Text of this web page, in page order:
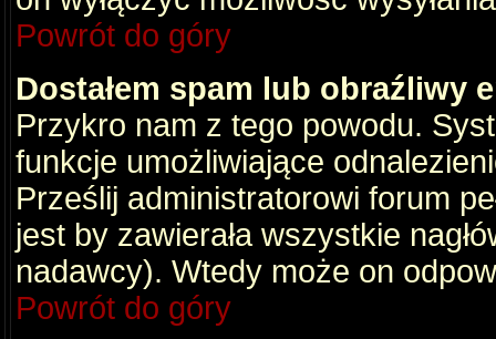
Powrót do góry
Dostałem spam lub obraźliwy
Przykro nam z tego powodu.
funkcje umożliwiające
Prześlij administratorowi forum
jest by zawierała wszystkie
nadawcy). Wtedy może on
Powrót do góry